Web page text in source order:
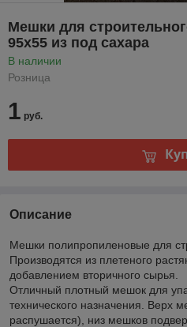
Мешки для
95х55 из под сахара
В наличии
Розница
1 руб.
Описание
Мешки полипропиленовые для
Производятся из плетеного
добавлением вторичного сырья.
Отличный плотный мешок для
технического назначения. Верх
распушается), низ мешков